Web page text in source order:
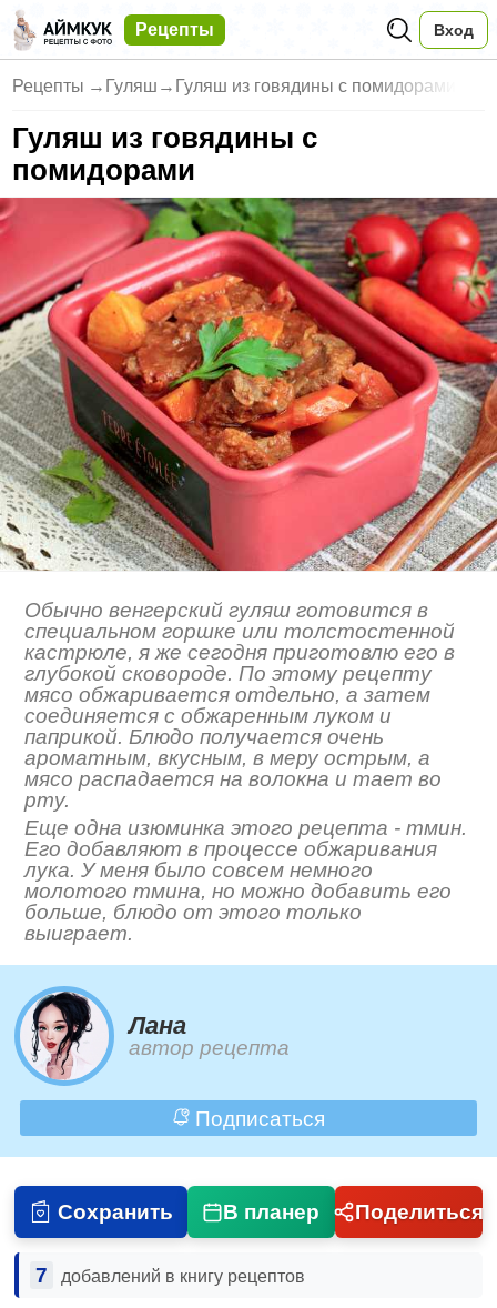
Рецепты Вход
Рецепты → Гуляш → Гуляш из говядины с помидорами
Гуляш из говядины с
помидорами
Обычно венгерский гуляш готовится в
специальном горшке или толстостенной
кастрюле, я же сегодня приготовлю его в
глубокой сковороде. По этому рецепту
мясо обжаривается отдельно, а затем
соединяется с обжаренным луком и
паприкой. Блюдо получается очень
ароматным, вкусным, в меру острым, а
мясо распадается на волокна и тает во
рту.
Еще одна изюминка этого рецепта - тмин.
Его добавляют в процессе обжаривания
лука. У меня было совсем немного
молотого тмина, но можно добавить его
больше, блюдо от этого только
выиграет.
Лана
автор рецепта
Подписаться
Сохранить В планер Поделиться
7 добавлений в книгу рецептов